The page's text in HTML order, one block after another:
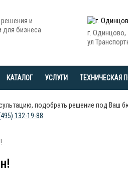
и
для бизнеса
г. Одинцово,
ул
КАТАЛОГ УСЛУГИ ТЕХНИЧЕСКАЯ
подобрать решение под Ваш
132-19-88